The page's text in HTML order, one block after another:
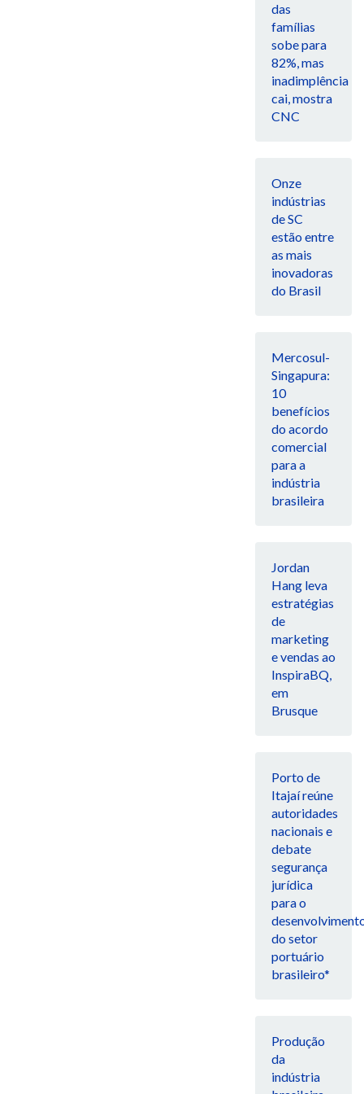
das
famílias
sobe para
82%, mas
inadimplência
cai, mostra
CNC
Onze
indústrias
de SC
estão entre
as mais
inovadoras
do Brasil
Mercosul-
Singapura:
10
benefícios
do acordo
comercial
para a
indústria
brasileira
Jordan
Hang leva
estratégias
de
marketing
e vendas ao
InspiraBQ,
em
Brusque
Porto de
Itajaí reúne
autoridades
nacionais e
debate
segurança
jurídica
para o
do setor
portuário
brasileiro*
Produção
da
indústria